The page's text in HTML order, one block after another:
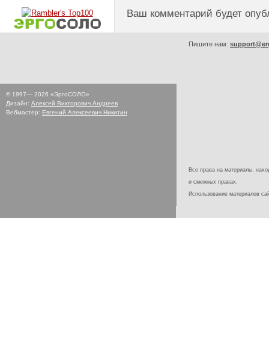
Ваш комментарий будет
© 1997— 2026 «ЭргоСОЛО»
Дизайн: Алексей Викторович Андреев
Вебмастер: Евгений Алексеевич Никитин
Пишите нам:
Все права на материалы,
и смежных правах.
Использование материалов